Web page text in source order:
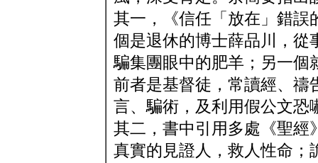
其一，《信任「放在」錯誤
個是退休的博士薛品川，從
騙集團眼中的肥羊；另一個
前者是基督徒，常讀經、禱
言、騙術，及利用假公文恐
其二，書中引用多處《聖經
真實的見證人，救人性命